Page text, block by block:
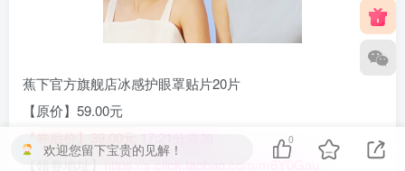
蕉下官方旗舰店冰感护眼罩贴片20片
【原价】59.00元
【券后价】39.00元
17:21分添加
https://s.click.taobao.com/m6Y0Gau
欢迎您留下宝贵的见解！
0